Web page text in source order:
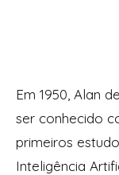
Em 1950, Alan
ser conhecido
primeiros
Inteligência